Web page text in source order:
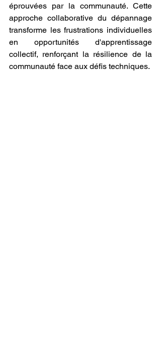
éprouvées par la communauté. Cette
approche collaborative du dépannage
transforme les frustrations individuelles
en opportunités d'apprentissage
collectif, renforçant la résilience de la
communauté face aux défis techniques.